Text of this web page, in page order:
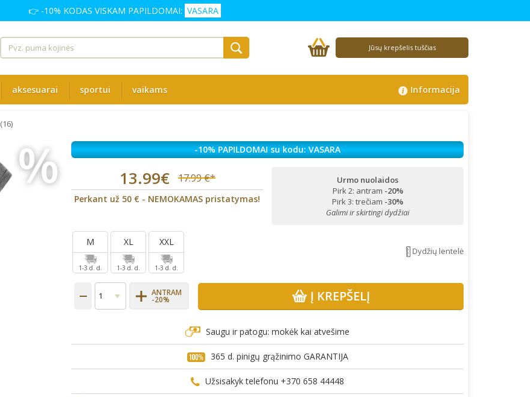
👉 -10% KODAS VISKAM PAPILDOMAI: VASARA
Jūsų krepšelis tuščias
aksesuarai sportui vaikams Informacija
(16)
% -10% PAPILDOMAI su kodu: VASARA
13.99€ 17.99 €*
Perkant už 50 € - NEMOKAMAS pristatymas!
Urmo nuolaidos
Pirk 2: antram -20%
Pirk 3: trečiam -30%
Galimi ir skirtingi dydžiai
Dydžių lentelė
M
1-3 d. d.
XL
1-3 d. d.
XXL
1-3 d. d.
ANTRAM
-20% Į KREPŠELĮ
Saugu ir patogu: mokėk kai atvešime
365 d. pinigų grąžinimo GARANTIJA
Užsisakyk telefonu +370 658 44448